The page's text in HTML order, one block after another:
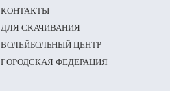
КОНТАКТЫ
ДЛЯ СКАЧИВАНИЯ
ВОЛЕЙБОЛЬНЫЙ ЦЕНТР
ГОРОДСКАЯ ФЕДЕРАЦИЯ